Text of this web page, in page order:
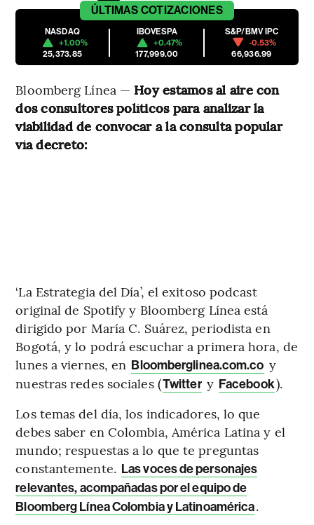
ÚLTIMAS COTIZACIONES
NASDAQ
+1.00%
25,373.85
IBOVESPA
+0.47%
177,999.00
S&P/BMV IPC
-0.53%
66,936.99
Bloomberg Línea — Hoy estamos al aire con
dos consultores políticos para analizar la
viabilidad de convocar a la consulta popular
vía decreto:
‘La Estrategia del Día’, el exitoso podcast
original de Spotify y Bloomberg Línea está
dirigido por María C. Suárez, periodista en
Bogotá, y lo podrá escuchar a primera hora, de
lunes a viernes, en Bloomberglinea.com.co y
nuestras redes sociales (Twitter y Facebook).
Los temas del día, los indicadores, lo que
debes saber en Colombia, América Latina y el
mundo; respuestas a lo que te preguntas
constantemente. Las voces de personajes
relevantes, acompañadas por el equipo de
Bloomberg Línea Colombia y Latinoamérica.